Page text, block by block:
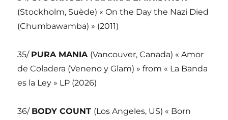
(Stockholm, Suède) « On the Day the Nazi Died
(Chumbawamba) » (2011)
35/ PURA MANIA (Vancouver, Canada) « Amor
de Coladera (Veneno y Glam) » from « La Banda
es la Ley » LP (2026)
36/ BODY COUNT (Los Angeles, US) « Born